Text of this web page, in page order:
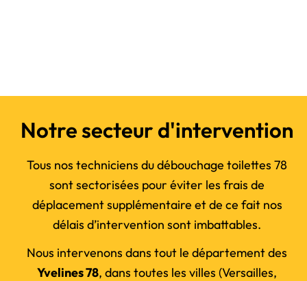
Notre secteur d'intervention
Tous nos techniciens du débouchage toilettes 78
sont sectorisées pour éviter les frais de
déplacement supplémentaire et de ce fait nos
délais d’intervention sont imbattables.
Nous intervenons dans tout le département des
Yvelines 78, dans toutes les villes (Versailles,